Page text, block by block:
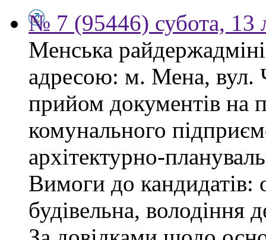
№ 7 (95446) субота, 13
Менська
адресою: м. Мена, вул.
прийом документів на
комунального
архітектурно-
Вимоги до кандидатів:
будівельна,